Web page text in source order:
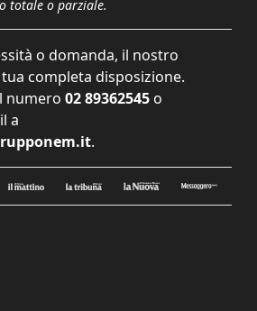
totale o parziale.
o domanda, il nostro
completa disposizione.
numero 02 89362545 o
a
.